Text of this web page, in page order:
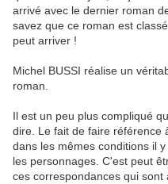
arrivé avec le dernier roman
savez que ce roman est
peut arriver !
Michel BUSSI réalise un
roman.
Il est un peu plus compliqué
dire. Le fait de faire référence
dans les mêmes conditions il
les personnages. C'est peut
ces correspondances qui